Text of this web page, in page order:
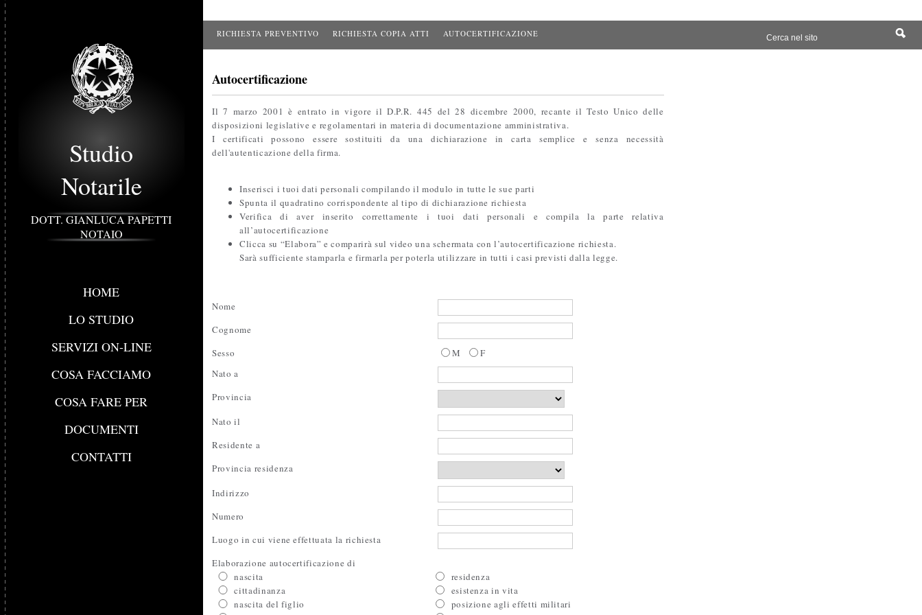
RICHIESTA PREVENTIVO RICHIESTA COPIA ATTI AUTOCERTIFICAZIONE
Studio
Notarile
DOTT. GIANLUCA PAPETTI
NOTAIO
HOME
LO STUDIO
SERVIZI ON-LINE
COSA FACCIAMO
COSA FARE PER
DOCUMENTI
CONTATTI
Autocertificazione
Il 7 marzo 2001 è entrato in vigore il D.P.R. 445 del 28 dicembre 2000, recante il Testo Unico delle
disposizioni legislative e regolamentari in materia di documentazione amministrativa.
I certificati possono essere sostituiti da una dichiarazione in carta semplice e senza necessità
dell'autenticazione della firma.
Inserisci i tuoi dati personali compilando il modulo in tutte le sue parti
Spunta il quadratino corrispondente al tipo di dichiarazione richiesta
Verifica di aver inserito correttamente i tuoi dati personali e compila la parte relativa
all’autocertificazione
Clicca su “Elabora” e comparirà sul video una schermata con l’autocertificazione richiesta.
Sarà sufficiente stamparla e firmarla per poterla utilizzare in tutti i casi previsti dalla legge.
Nome
Cognome
Sesso
M
F
Nato a
Provincia
Nato il
Residente a
Provincia residenza
Indirizzo
Numero
Luogo in cui viene effettuata la richiesta
Elaborazione autocertificazione di
nascita
residenza
cittadinanza
esistenza in vita
nascita del figlio
posizione agli effetti militari